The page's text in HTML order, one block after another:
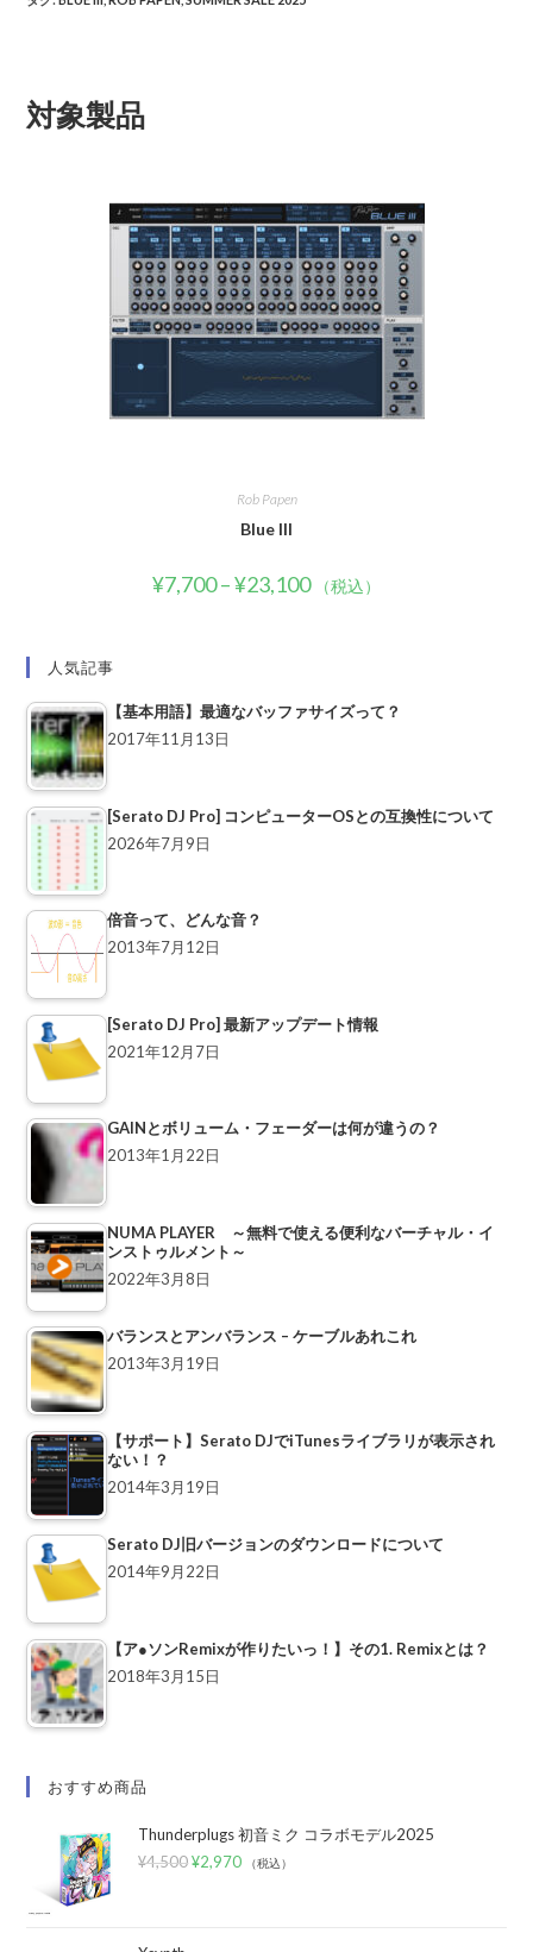
対象製品
Rob Papen
Blue III
¥7,700–¥23,100 （税込）
人気記事
【基本用語】最適なバッファサイズって？
2017年11月13日
[Serato DJ Pro] コンピューターOSとの互換性について
2026年7月9日
倍音って、どんな音？
2013年7月12日
[Serato DJ Pro] 最新アップデート情報
2021年12月7日
GAINとボリューム・フェーダーは何が違うの？
2013年1月22日
NUMA PLAYER ～無料で使える便利なバーチャル・イ
ンストゥルメント～
2022年3月8日
バランスとアンバランス – ケーブルあれこれ
2013年3月19日
【サポート】Serato DJでiTunesライブラリが表示され
ない！？
2014年3月19日
Serato DJ旧バージョンのダウンロードについて
2014年9月22日
【ア●ソンRemixが作りたいっ！】その1. Remixとは？
2018年3月15日
おすすめ商品
Thunderplugs 初音ミク コラボモデル2025
¥4,500 ¥2,970 （税込）